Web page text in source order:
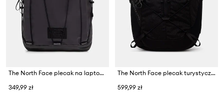
The North Face plecak na laptopa BCV PRO LIGHTWEIGHT PACK 15L
349,99 zł
The North Face plecak turystyczny Borealis Trail
599,99 zł